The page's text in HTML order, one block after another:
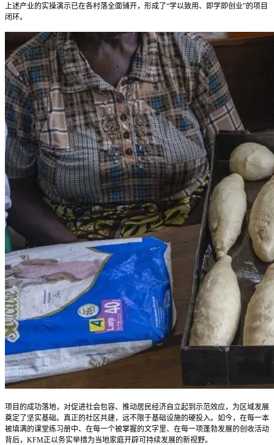
上述产业的实操演示已在各村落全面铺开，形成了“学以致用、即学即创业”的项目
闭环。
项目的成功落地，对促进社会包容、推动居民经济自立起到示范效应，为区域发展
奠定了坚实基础。真正的社区共建，远不限于基础设施的硬投入。如今，在每一本
被填满的课堂练习册中、在每一个被掌握的文字里、在每一项蓬勃发展的创收活动
背后，KFM正以务实举措为当地家庭开辟可持续发展的新视野。